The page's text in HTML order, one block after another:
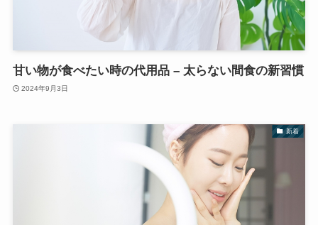
甘い物が食べたい時の代用品 – 太らない間食の新習慣
2024年9月3日
新着